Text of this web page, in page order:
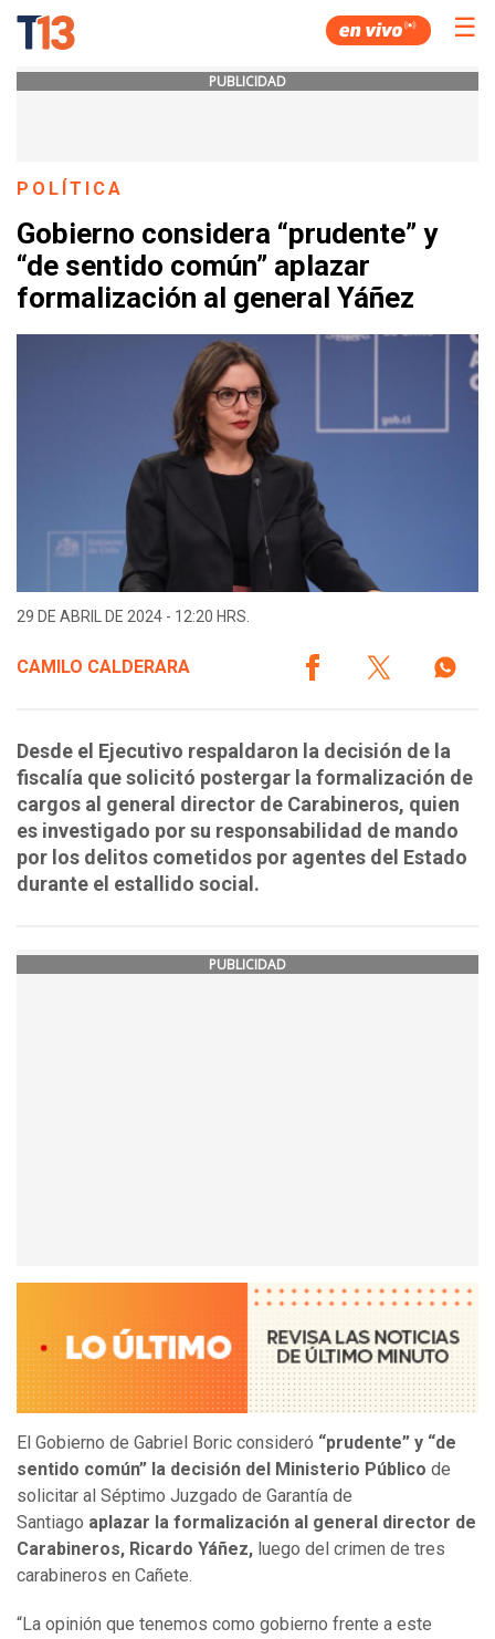
☰
PUBLICIDAD
POLÍTICA
Gobierno considera “prudente” y
“de sentido común” aplazar
formalización al general Yáñez
29 DE ABRIL DE 2024 - 12:20 HRS.
CAMILO CALDERARA
Desde el Ejecutivo respaldaron la decisión de la
fiscalía que solicitó postergar la formalización de
cargos al general director de Carabineros, quien
es investigado por su responsabilidad de mando
por los delitos cometidos por agentes del Estado
durante el estallido social.
PUBLICIDAD
El Gobierno de Gabriel Boric consideró “prudente” y “de
sentido común” la decisión del Ministerio Público de
solicitar al Séptimo Juzgado de Garantía de
Santiago aplazar la formalización al general director de
Carabineros, Ricardo Yáñez, luego del crimen de tres
carabineros en Cañete.
“La opinión que tenemos como gobierno frente a este